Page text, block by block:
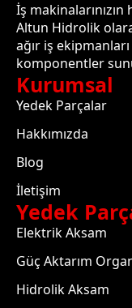
İş
Altun Hidrolik
ağır iş
komponentler
Kurumsal
Yedek Parçalar
Hakkımızda
Blog
İletişim
Yedek
Elektrik Aksam
Güç Aktarım
Hidrolik Aksam